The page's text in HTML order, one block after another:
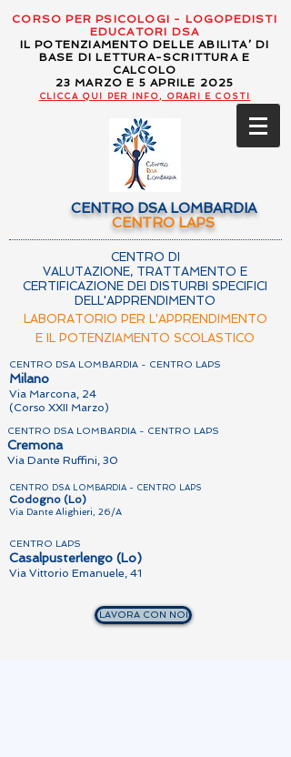
CORSO PER PSICOLOGI - LOGOPEDISTI
EDUCATORI DSA
IL POTENZIAMENTO DELLE ABILITA’ DI
BASE DI LETTURA-SCRITTURA E
CALCOLO
23 MARZO E 5 APRILE 2025
CLICCA QUI PER INFO, ORARI E COSTI
CENTRO DSA LOMBARDIA
CENTRO LAPS
CENTRO DI
VALUTAZIONE, TRATTAMENTO E
CERTIFICAZIONE DEI DISTURBI SPECIFICI
DELL'APPRENDIMENTO
LABORATORIO PER L'APPRENDIMENTO
E IL POTENZIAMENTO SCOLASTICO
CENTRO DSA LOMBARDIA - CENTRO LAPS
Milano
Via Marcona, 24
(Corso XXII Marzo)
CENTRO DSA LOMBARDIA - CENTRO LAPS
Cremona
Via Dante Ruffini, 30
CENTRO DSA LOMBARDIA - CENTRO LAPS
Codogno (Lo)
Via Dante Alighieri, 26/A
CENTRO LAPS
Casalpusterlengo (Lo)
Via Vittorio Emanuele, 41
LAVORA CON NOI